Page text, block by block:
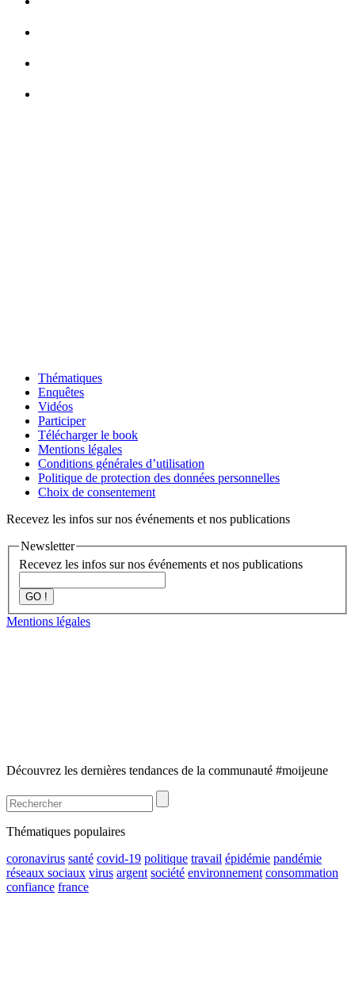
Thématiques
Enquêtes
Vidéos
Participer
Télécharger le book
Mentions légales
Conditions générales d’utilisation
Politique de protection des données personnelles
Choix de consentement
Recevez les infos sur nos événements et nos publications
Newsletter
Recevez les infos sur nos événements et nos publications
GO !
Mentions légales
Découvrez les dernières tendances de la communauté #moijeune
Thématiques populaires
coronavirus santé covid-19 politique travail épidémie pandémie
réseaux sociaux virus argent société environnement consommation
confiance france